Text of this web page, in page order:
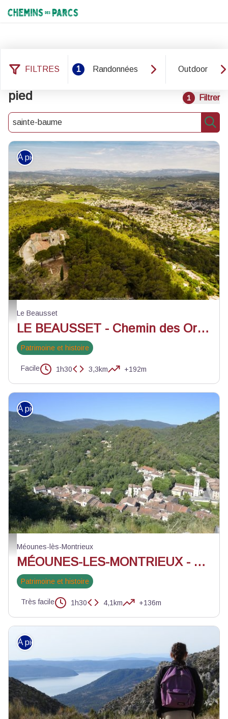
Chemins des Parcs
FILTRES 1 Randonnées Outdoor
29 résultats randonnées : À
pied
1 Filtrer
Recherche
Notre Dame du Beausset Vieux - ©Jean-Claude Flaccomio - WeGo
À pied
Le Beausset
LE BEAUSSET - Chemin des Oratoires
Patrimoine et histoire
Facile 1h30 3,3km +192m
Vue du village depuis la Colline de la Vierge - Andrea Fernandez - PNR
À pied
Méounes-lès-Montrieux
MÉOUNES-LES-MONTRIEUX - Autour de la Vierge
Patrimoine et histoire
Très facile 1h30 4,1km +136m
À pied